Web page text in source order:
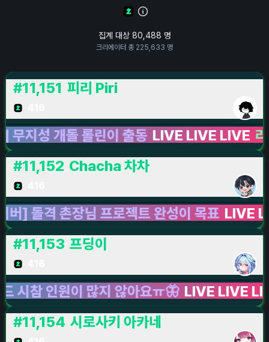
집계 대상 80,488 명
크리에이터 총 225,633 명
#11,151 피리 Piri
개돌 롤린이 출동 LIVE LIVE LIVE 리그 오
#11,152 Chacha 차차
촌장님 프로젝트 완성이 목표 LIVE LIVE
#11,153 프딩이
원이 많지 않아요ㅠ🦋 LIVE LIVE LIVE 팰
#11,154 시로사키 아카네